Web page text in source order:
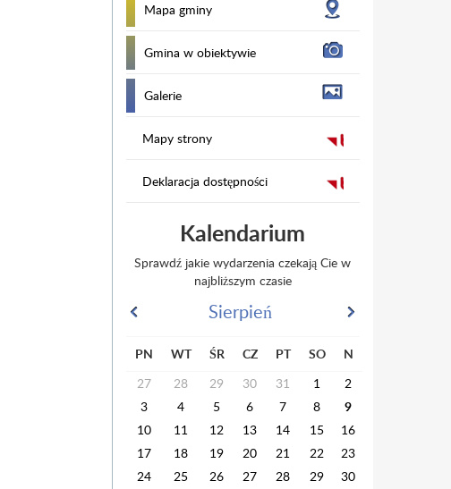
Mapa gminy
Gmina w obiektywie
Galerie
Mapy strony
Deklaracja dostępności
Kalendarium
Sprawdź jakie wydarzenia czekają Cie w
najbliższym czasie
Sierpień
PN WT ŚR CZ PT SO
N
27
28 29 30 31 1
2
3
4 5 6 7 8
9
10
11 12 13 14 15
16
17
18 19 20 21 22
23
24
25 26 27 28 29
30